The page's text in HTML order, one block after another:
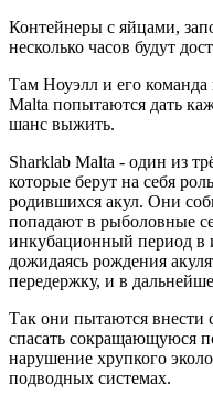
Контейнеры с яйцами,
несколько часов будут
Там Ноуэлл и его команда
Malta попытаются дать
шанс выжить.
Sharklab Malta - один из
которые берут на себя
родившихся акул. Они
попадают в рыболовные
инкубационный период в
дожидаясь рождения
передержку, и в
Так они пытаются внести
спасать сокращающуюся
нарушение хрупкого
подводных системах.